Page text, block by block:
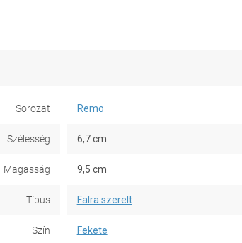
Sorozat Remo
Szélesség 6,7 cm
Magasság 9,5 cm
Típus Falra szerelt
Szín Fekete